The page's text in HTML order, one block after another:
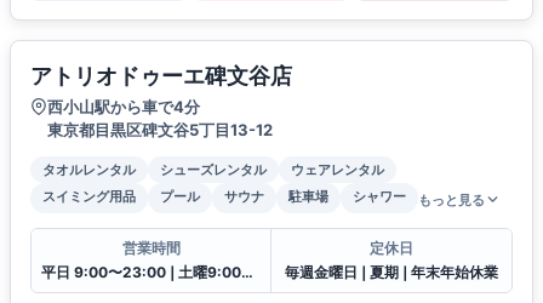
アトリオドゥーエ碑文谷店
西小山駅から車で4分
東京都目黒区碑文谷5丁目13-12
タオルレンタル シューズレンタル
ウェアレンタル
スイミング用品
プール サウナ 駐車場 シャワー もっと見る
営業時間
平日 9:00〜23:00❘土曜9:00〜21:00❘日祝9:00〜20:00
定休日
毎週金曜日❘夏期❘年末年始休業